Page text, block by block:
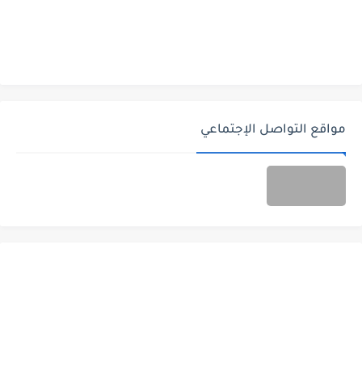
مواقع التواصل الإجتماعي